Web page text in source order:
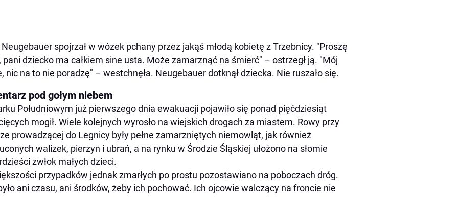
spojrzał w wózek pchany przez jakąś młodą kobietę z Trzebnicy. "Proszę
pani dziecko ma całkiem sine usta. Może zamarznąć na śmierć" – ostrzegł ją. "Mój
nic na to nie poradzę" – westchnęła. Neugebauer dotknął dziecka. Nie ruszało się.
pod gołym niebem
Południowym już pierwszego dnia ewakuacji pojawiło się ponad pięćdziesiąt
mogił. Wiele kolejnych wyrosło na wiejskich drogach za miastem. Rowy przy
prowadzącej do Legnicy były pełne zamarzniętych niemowląt, jak również
walizek, pierzyn i ubrań, a na rynku w Środzie Śląskiej ułożono na słomie
zwłok małych dzieci.
przypadków jednak zmarłych po prostu pozostawiano na poboczach dróg.
ani czasu, ani środków, żeby ich pochować. Ich ojcowie walczący na froncie nie